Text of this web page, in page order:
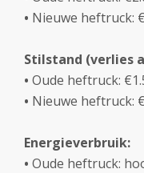
• Nieuwe heftruck:
Stilstand (verlies
• Oude heftruck:
• Nieuwe heftruck:
Energieverbruik:
• Oude heftruck: